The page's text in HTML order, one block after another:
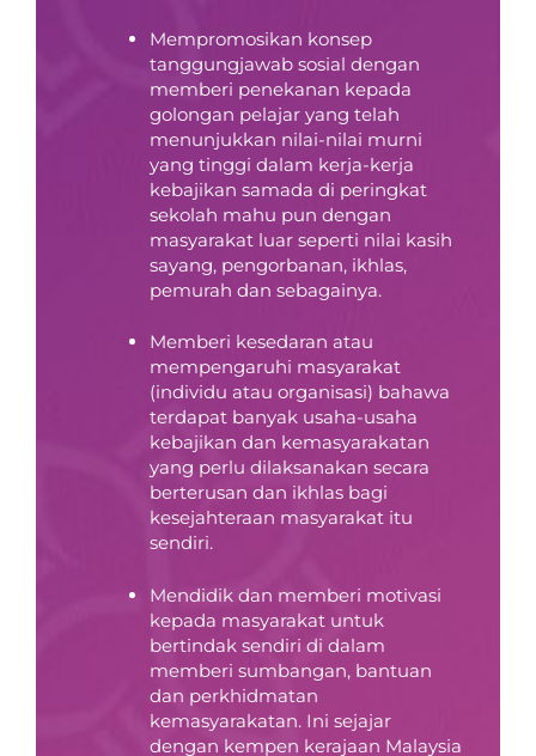
Mempromosikan konsep
tanggungjawab sosial dengan
memberi penekanan kepada
golongan pelajar yang telah
menunjukkan nilai-nilai murni
yang tinggi dalam kerja-kerja
kebajikan samada di peringkat
sekolah mahu pun dengan
masyarakat luar seperti nilai kasih
sayang, pengorbanan, ikhlas,
pemurah dan sebagainya.
Memberi kesedaran atau
mempengaruhi masyarakat
(individu atau organisasi) bahawa
terdapat banyak usaha-usaha
kebajikan dan kemasyarakatan
yang perlu dilaksanakan secara
berterusan dan ikhlas bagi
kesejahteraan masyarakat itu
sendiri.
Mendidik dan memberi motivasi
kepada masyarakat untuk
bertindak sendiri di dalam
memberi sumbangan, bantuan
dan perkhidmatan
kemasyarakatan. Ini sejajar
dengan kempen kerajaan Malaysia